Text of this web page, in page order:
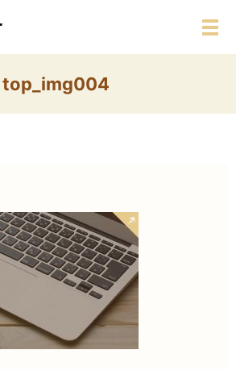
メ
top_img004